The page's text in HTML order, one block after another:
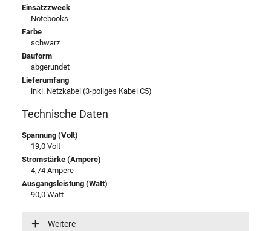
Einsatzzweck
Notebooks
Farbe
schwarz
Bauform
abgerundet
Lieferumfang
inkl. Netzkabel (3-poliges Kabel C5)
Technische Daten
Spannung (Volt)
19,0 Volt
Stromstärke (Ampere)
4,74 Ampere
Ausgangsleistung (Watt)
90,0 Watt
100-240V / 50-60Hz
Weitere